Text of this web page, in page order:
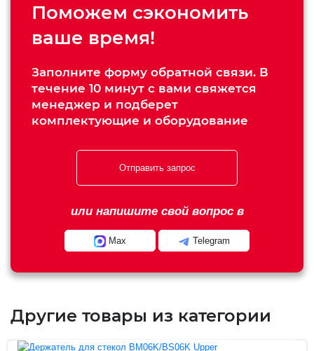
Поможем сэкономить
ваше время!
Заполните форму обратной связи. В
течение 10 минут с вами свяжется
менеджер и подберет
комплектующие и оборудование
Отправить запрос
или напишите свой вопрос в
Max Telegram
Другие товары из категории